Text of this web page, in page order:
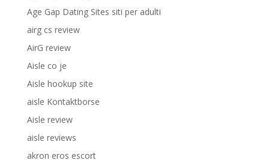
Age Gap Dating Sites siti per adulti
airg cs review
AirG review
Aisle co je
Aisle hookup site
aisle Kontaktborse
Aisle review
aisle reviews
akron eros escort